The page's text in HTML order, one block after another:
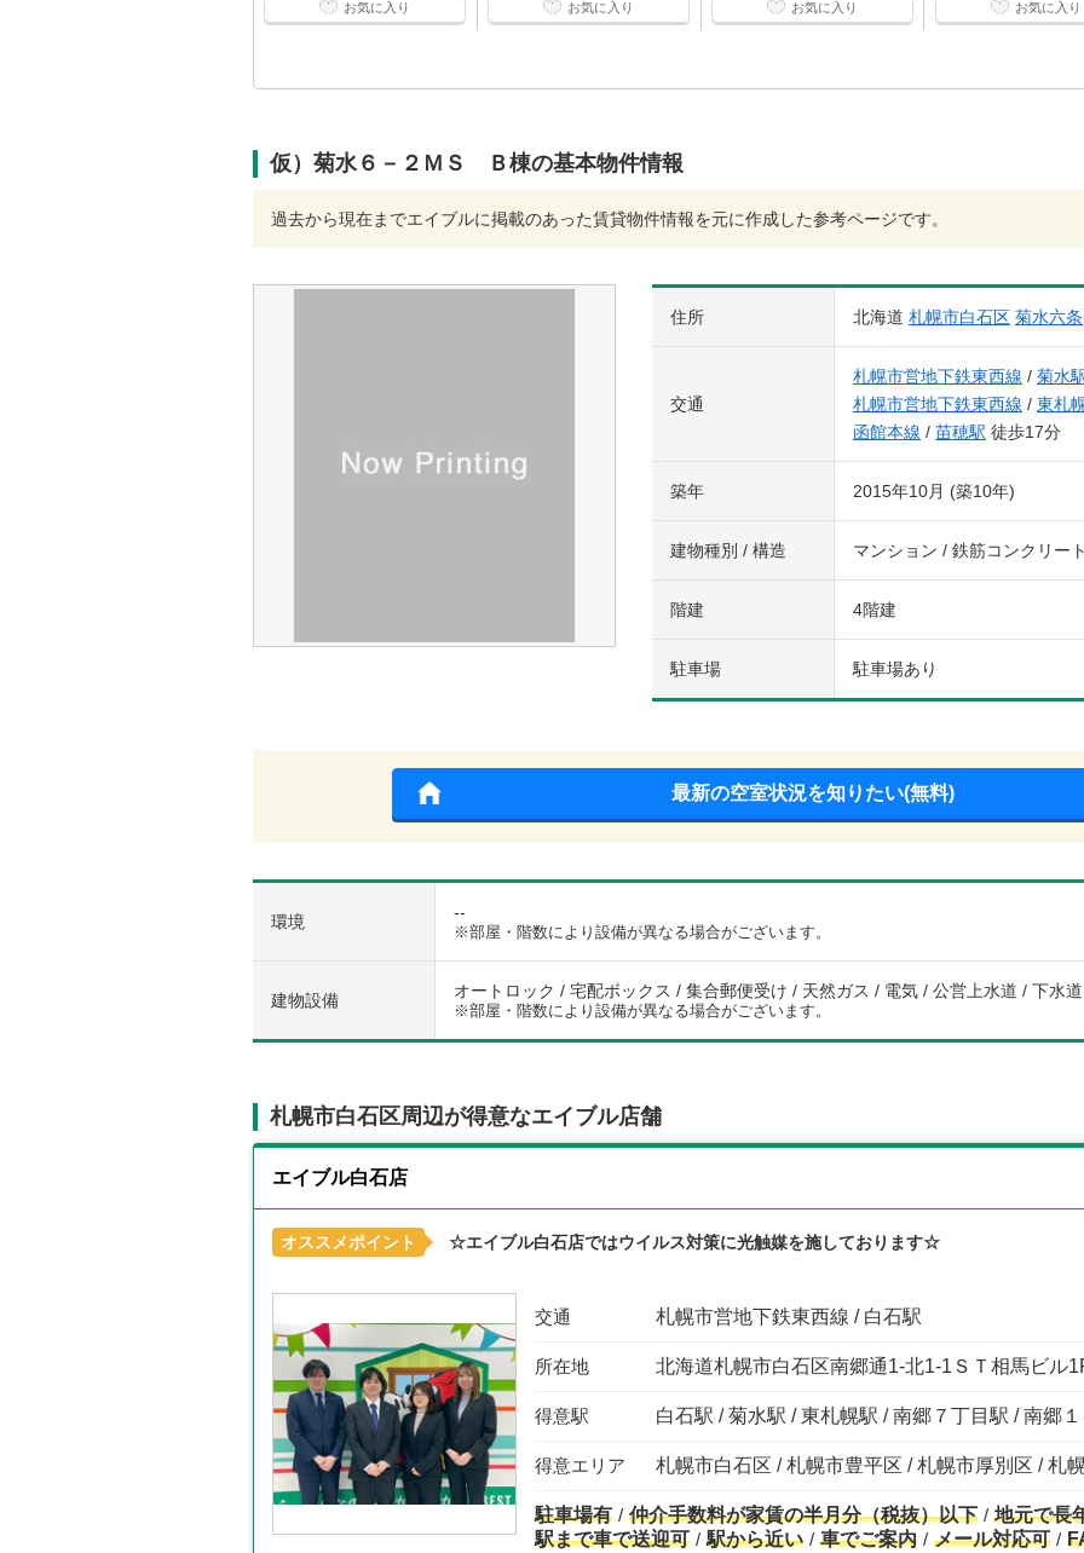
お気に入り お気に入り お気に入り お気に入り
仮）菊水６－２ＭＳ Ｂ棟の基本物件情報
過去から現在までエイブルに掲載のあった賃貸物件情報を元に作成した参考ページです。
住所 北海道 札幌市白石区 菊水六条
交通
札幌市営地下鉄東西線 / 菊水
札幌市営地下鉄東西線 / 東札
函館本線 / 苗穂駅 徒歩17分
築年 2015年10月 (築10年)
建物種別 / 構造 マンション / 鉄筋コンクリー
階建 4階建
駐車場 駐車場あり
最新の空室状況を知りたい(無料)
環境 --
※部屋・階数により設備が異なる場合がございます。
建物設備 オートロック / 宅配ボックス / 集合郵便受け / 天然ガス / 電気 / 公営上水道 / 下水
※部屋・階数により設備が異なる場合がございます。
札幌市白石区周辺が得意なエイブル店舗
エイブル白石店
オススメポイント ☆エイブル白石店ではウイルス対策に光触媒を施しております☆
交通 札幌市営地下鉄東西線 / 白石駅
所在地 北海道札幌市白石区南郷通1-北1-1ＳＴ相馬ビル
得意駅 白石駅 / 菊水駅 / 東札幌駅 / 南郷７丁目駅 / 南郷
得意エリア 札幌市白石区 / 札幌市豊平区 / 札幌市厚別区 / 札
駐車場有 仲介手数料が家賃の半月分（税抜）以下 地元で長
駅まで車で送迎可
駅から近い 車でご案内 メール対応可